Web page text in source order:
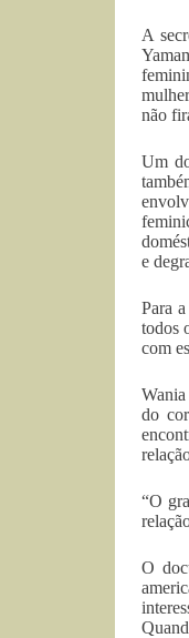
A
não
Um
e
Para
todos
com
do
“O
O